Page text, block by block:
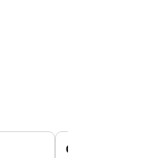
Quartos de